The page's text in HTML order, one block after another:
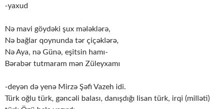
-yaxud
Nə mavi göydəki şux mələklərə,
Nə bağlar qoynunda tər çiçəklərə,
Nə Aya, nə Günə, eşitsin hamı-
Bərabər tutmaram mən Züleyxamı
-deyən də yenə Mirzə Şəfi Vazeh idi.
Türk oğlu türk, gəncəli balası, danışdığı lisan türk, irqi (milləti)